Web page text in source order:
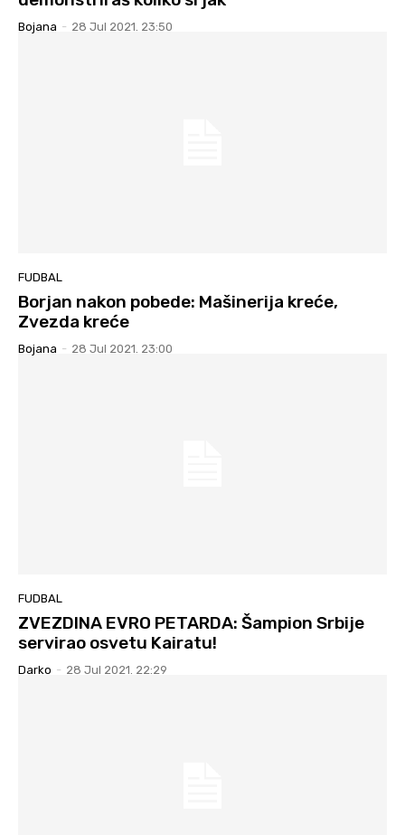
Bojana - 28 Jul 2021. 23:50
FUDBAL
Borjan nakon pobede: Mašinerija kreće,
Zvezda kreće
Bojana - 28 Jul 2021. 23:00
FUDBAL
ZVEZDINA EVRO PETARDA: Šampion Srbije
servirao osvetu Kairatu!
Darko - 28 Jul 2021. 22:29